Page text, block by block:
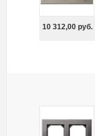
10 312,00руб.